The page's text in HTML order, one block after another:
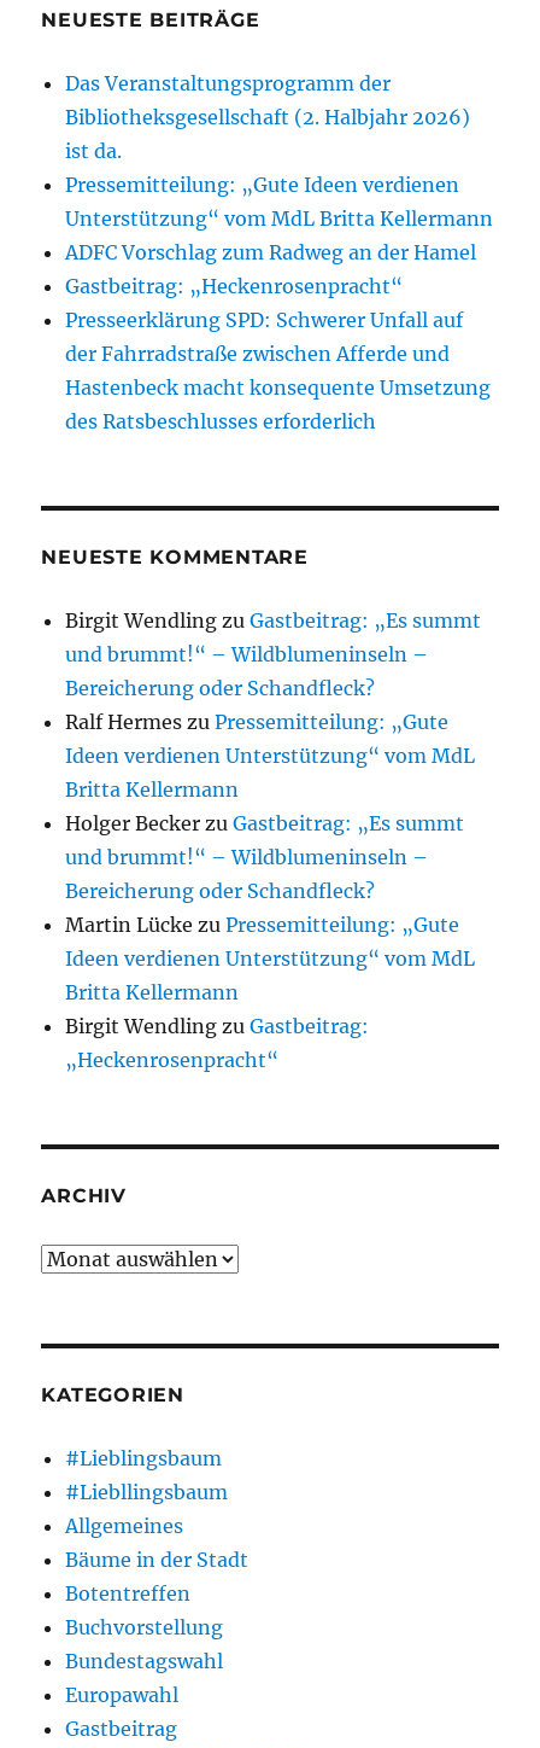
NEUESTE BEITRÄGE
Das Veranstaltungsprogramm der
Bibliotheksgesellschaft (2. Halbjahr 2026)
ist da.
Pressemitteilung: „Gute Ideen verdienen
Unterstützung“ vom MdL Britta Kellermann
ADFC Vorschlag zum Radweg an der Hamel
Gastbeitrag: „Heckenrosenpracht“
Presseerklärung SPD: Schwerer Unfall auf
der Fahrradstraße zwischen Afferde und
Hastenbeck macht konsequente Umsetzung
des Ratsbeschlusses erforderlich
NEUESTE KOMMENTARE
Birgit Wendling zuGastbeitrag: „Es summt
und brummt!“ – Wildblumeninseln –
Bereicherung oder Schandfleck?
Ralf Hermes zuPressemitteilung: „Gute
Ideen verdienen Unterstützung“ vom MdL
Britta Kellermann
Holger Becker zuGastbeitrag: „Es summt
und brummt!“ – Wildblumeninseln –
Bereicherung oder Schandfleck?
Martin Lücke zuPressemitteilung: „Gute
Ideen verdienen Unterstützung“ vom MdL
Britta Kellermann
Birgit Wendling zuGastbeitrag:
„Heckenrosenpracht“
ARCHIV
Archiv
KATEGORIEN
#Lieblingsbaum
#Liebllingsbaum
Allgemeines
Bäume in der Stadt
Botentreffen
Buchvorstellung
Bundestagswahl
Europawahl
Gastbeitrag